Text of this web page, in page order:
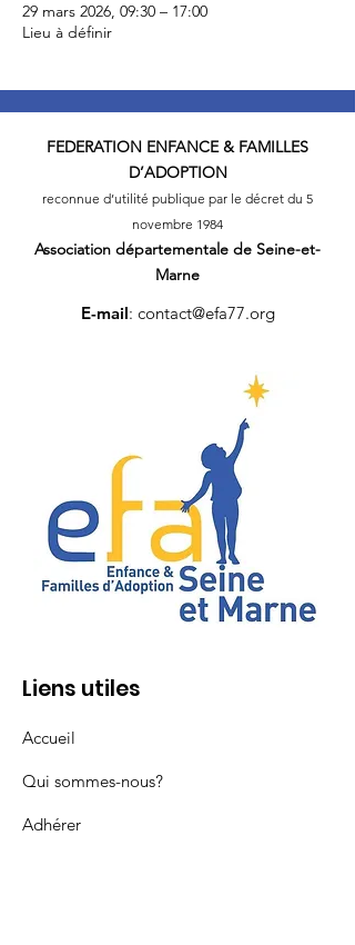
29 mars 2026, 09:30 – 17:00
Lieu à définir
FEDERATION ENFANCE & FAMILLES
D’ADOPTION
reconnue d’utilité publique par le décret du 5
novembre 1984
Association départementale de Seine-et-
Marne
E-mail: contact@efa77.org
Liens utiles
Accueil
Qui sommes-nous?
Adhérer